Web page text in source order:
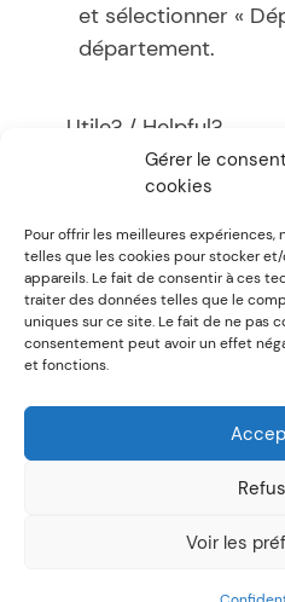
Gérer le
cookies
Pour offrir les meilleures
telles que les cookies pour stocker
appareils. Le fait de consentir à ces
traiter des données telles que le
uniques sur ce site. Le fait de ne pas
consentement peut avoir un effet
et fonctions.
Voir les
et sélectionner «
département.
Utile? / Helpful?
0
Previous: Est-ce possible
de créer un mode de
paiement par défaut
pour un fournisseur ?